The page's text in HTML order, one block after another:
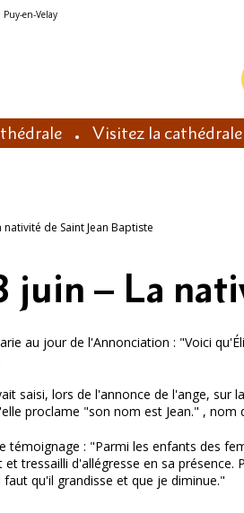
Visitez la cathédrale
nativité de Saint Jean Baptiste
juin – La
au jour de l'Annonciation : "Voici
saisi, lors de l'annonce de l'ange, sur
proclame "son nom est Jean." , nom
témoignage : "Parmi les enfants des
et tressailli d'allégresse en sa
qu'il grandisse et que je diminue."